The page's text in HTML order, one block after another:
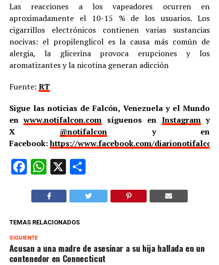
Las reacciones a los vapeadores ocurren en
aproximadamente el 10-15 % de los usuarios. Los
cigarrillos electrónicos contienen varias sustancias
nocivas: el propilenglicol es la causa más común de
alergia, la glicerina provoca erupciones y los
aromatizantes y la nicotina generan adicción
Fuente: RT
Sigue las noticias de Falcón, Venezuela y el Mundo
enwww.notifalcon.com síguenos en Instagramy
X @notifalcon y en
Facebook:https://www.facebook.com/
Facebook
WhatsApp
X Compartir
TEMAS RELACIONADOS
SIGUIENTE
Acusan a una madre de asesinar a su hija hallada en un
contenedor en Connecticut